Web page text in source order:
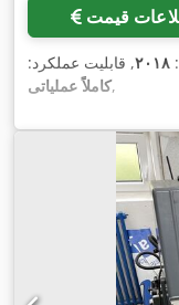
قیمت
۲۰۱۸, قابلیت عملکرد:
کاملاً عملیاتی,